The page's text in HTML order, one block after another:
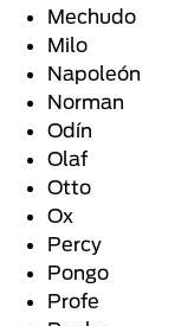
Mechudo
Milo
Napoleón
Norman
Odín
Olaf
Otto
Ox
Percy
Pongo
Profe